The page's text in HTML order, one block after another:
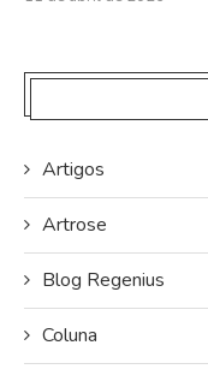
Artigos
Artrose
Blog Regenius
Coluna